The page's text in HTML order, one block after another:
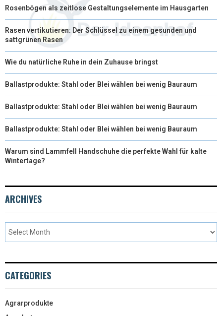
Rosenbögen als zeitlose Gestaltungselemente im Hausgarten
Rasen vertikutieren: Der Schlüssel zu einem gesunden und
sattgrünen Rasen
Wie du natürliche Ruhe in dein Zuhause bringst
Ballastprodukte: Stahl oder Blei wählen bei wenig Bauraum
Ballastprodukte: Stahl oder Blei wählen bei wenig Bauraum
Ballastprodukte: Stahl oder Blei wählen bei wenig Bauraum
Warum sind Lammfell Handschuhe die perfekte Wahl für kalte
Wintertage?
ARCHIVES
CATEGORIES
Agrarprodukte